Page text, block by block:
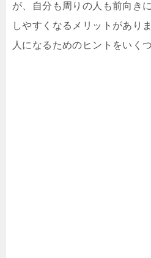
が、自分も周りの人も前向き
しやすくなるメリットがあり
人になるためのヒントをいく